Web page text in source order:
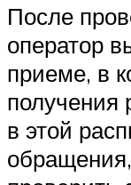
После
оператор
приеме, в
получения
в этой